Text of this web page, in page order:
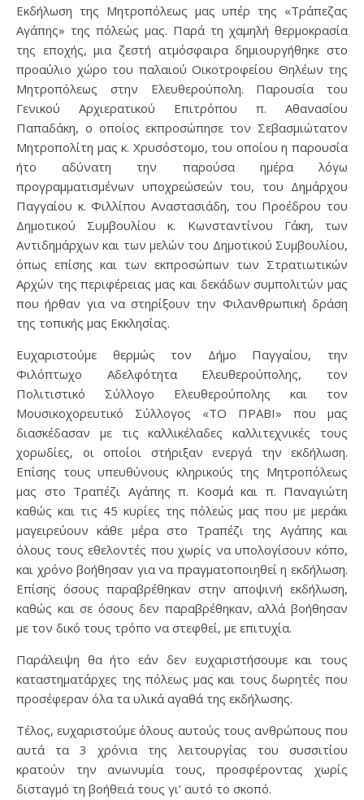
Εκδήλωση της Μητροπόλεως μας υπέρ της «Τράπεζας
Αγάπης» της πόλεώς μας. Παρά τη χαμηλή θερμοκρασία
της εποχής, μια ζεστή ατμόσφαιρα δημιουργήθηκε στο
προαύλιο χώρο του παλαιού Οικοτροφείου Θηλέων της
Μητροπόλεως στην Ελευθερούπολη. Παρουσία του
Γενικού Αρχιερατικού Επιτρόπου π. Αθανασίου
Παπαδάκη, ο οποίος εκπροσώπησε τον Σεβασμιώτατον
Μητροπολίτη μας κ. Χρυσόστομο, του οποίου η παρουσία
ήτο αδύνατη την παρούσα ημέρα λόγω
προγραμματισμένων υποχρεώσεών του, του Δημάρχου
Παγγαίου κ. Φιλλίπου Αναστασιάδη, του Προέδρου του
Δημοτικού Συμβουλίου κ. Κωνσταντίνου Γάκη, των
Αντιδημάρχων και των μελών του Δημοτικού Συμβουλίου,
όπως επίσης και των εκπροσώπων των Στρατιωτικών
Αρχών της περιφέρειας μας και δεκάδων συμπολιτών μας
που ήρθαν για να στηρίξουν την Φιλανθρωπική δράση
της τοπικής μας Εκκλησίας.
Ευχαριστούμε θερμώς τον Δήμο Παγγαίου, την
Φιλόπτωχο Αδελφότητα Ελευθερούπολης, τον
Πολιτιστικό Σύλλογο Ελευθερούπολης και τον
Μουσικοχορευτικό Σύλλογος «ΤΟ ΠΡΑΒΙ» που μας
διασκέδασαν με τις καλλικέλαδες καλλιτεχνικές τους
χορωδίες, οι οποίοι στήριξαν ενεργά την εκδήλωση.
Επίσης τους υπευθύνους κληρικούς της Μητροπόλεως
μας στο Τραπέζι Αγάπης π. Κοσμά και π. Παναγιώτη
καθώς και τις 45 κυρίες της πόλεώς μας που με μεράκι
μαγειρεύουν κάθε μέρα στο Τραπέζι της Αγάπης και
όλους τους εθελοντές που χωρίς να υπολογίσουν κόπο,
και χρόνο βοήθησαν για να πραγματοποιηθεί η εκδήλωση.
Επίσης όσους παραβρέθηκαν στην αποψινή εκδήλωση,
καθώς και σε όσους δεν παραβρέθηκαν, αλλά βοήθησαν
με τον δικό τους τρόπο να στεφθεί, με επιτυχία.
Παράλειψη θα ήτο εάν δεν ευχαριστήσουμε και τους
καταστηματάρχες της πόλεως μας και τους δωρητές που
προσέφεραν όλα τα υλικά αγαθά της εκδήλωσης.
Τέλος, ευχαριστούμε όλους αυτούς τους ανθρώπους που
αυτά τα 3 χρόνια της λειτουργίας του συσσιτίου
κρατούν την ανωνυμία τους, προσφέροντας χωρίς
δισταγμό τη βοήθειά τους γι’ αυτό το σκοπό.